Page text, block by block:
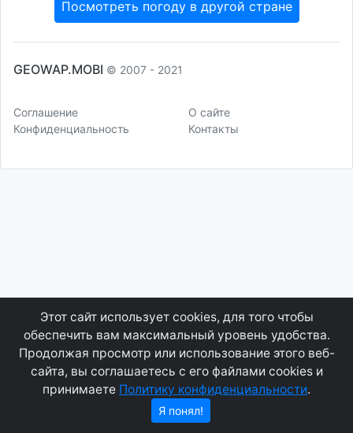
Посмотреть погоду в другой стране
GEOWAP.MOBI © 2007 - 2021
Соглашение
Конфиденциальность
О сайте
Контакты
Этот сайт использует cookies, для того чтобы
обеспечить вам максимальный уровень удобства.
Продолжая просмотр или использование этого веб-
сайта, вы соглашаетесь с его файлами cookies и
принимаете Политику конфиденциальности.
Я понял!